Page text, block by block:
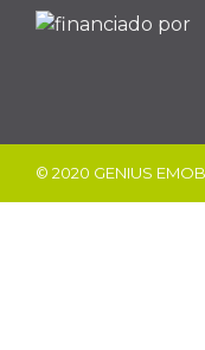
© 2020 GENIUS